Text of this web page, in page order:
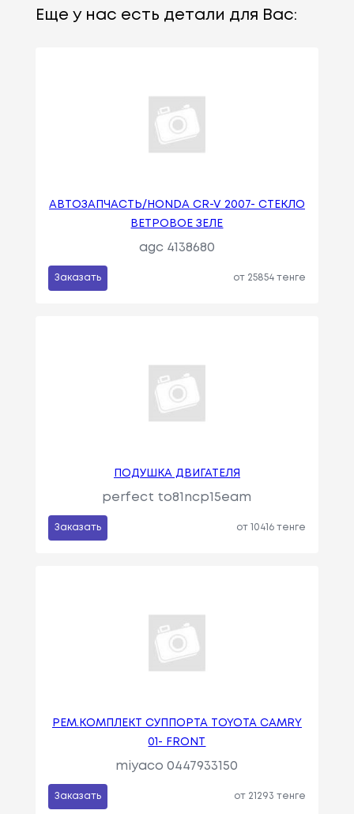
Еще у нас есть детали для Вас:
АВТОЗАПЧАСТЬ/HONDA CR-V 2007- СТЕКЛО
ВЕТРОВОЕ ЗЕЛЕ
agc 4138680
Заказать от 25854 тенге
ПОДУШКА ДВИГАТЕЛЯ
perfect to81ncp15eam
Заказать от 10416 тенге
РЕМ.КОМПЛЕКТ СУППОРТА TOYOTA CAMRY
01- FRONT
miyaco 0447933150
Заказать от 21293 тенге